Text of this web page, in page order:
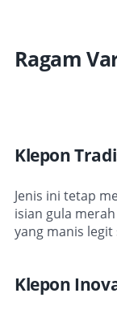
Ragam
Klepon
Jenis ini tetap
isian gula
yang manis
Klepon